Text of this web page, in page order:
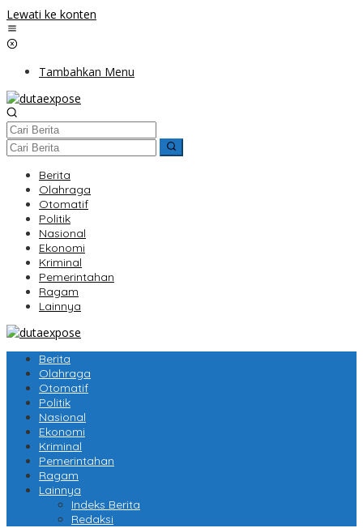
Lewati ke konten
Tambahkan Menu
Berita
Olahraga
Otomatif
Politik
Nasional
Ekonomi
Kriminal
Pemerintahan
Ragam
Lainnya
Berita
Olahraga
Otomatif
Politik
Nasional
Ekonomi
Kriminal
Pemerintahan
Ragam
Lainnya
Indeks Berita
Redaksi